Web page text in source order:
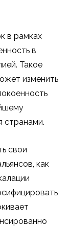
в рамках
в
Такое
изменить
странами.
свои
как